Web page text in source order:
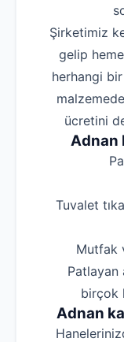
Şirketimiz
gelip
herhangi
ücretini
Adnan
‌Tuvalet
‌Mutfak
‌Patlayan
birçok
Adnan